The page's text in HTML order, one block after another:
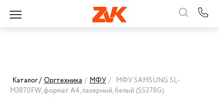
Каталог / Оргтехника / МФУ / МФУ SAMSUNG SL-
M3870FW, формат А4, лазерный, белый (SS378G)